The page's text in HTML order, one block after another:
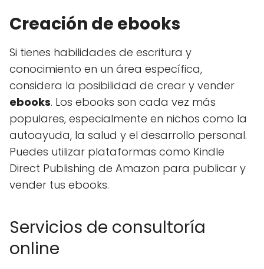
Creación de ebooks
Si tienes habilidades de escritura y
conocimiento en un área específica,
considera la posibilidad de crear y vender
ebooks. Los ebooks son cada vez más
populares, especialmente en nichos como la
autoayuda, la salud y el desarrollo personal.
Puedes utilizar plataformas como Kindle
Direct Publishing de Amazon para publicar y
vender tus ebooks.
Servicios de consultoría
online